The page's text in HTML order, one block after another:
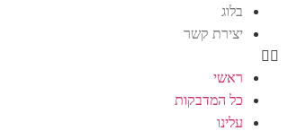
בלוג
יצירת קשר
ראשי
כל המדבקות
עלינו